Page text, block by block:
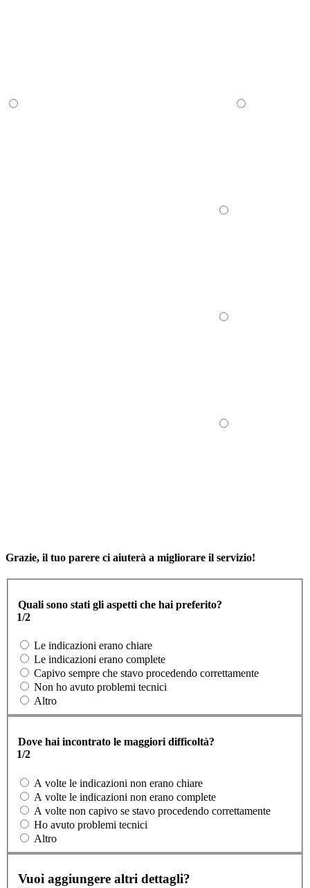
Grazie, il tuo parere ci aiuterà a migliorare il servizio!
Quali sono stati gli aspetti che hai preferito?
1/2
Le indicazioni erano chiare
Le indicazioni erano complete
Capivo sempre che stavo procedendo correttamente
Non ho avuto problemi tecnici
Altro
Dove hai incontrato le maggiori difficoltà?
1/2
A volte le indicazioni non erano chiare
A volte le indicazioni non erano complete
A volte non capivo se stavo procedendo correttamente
Ho avuto problemi tecnici
Altro
Vuoi aggiungere altri dettagli?